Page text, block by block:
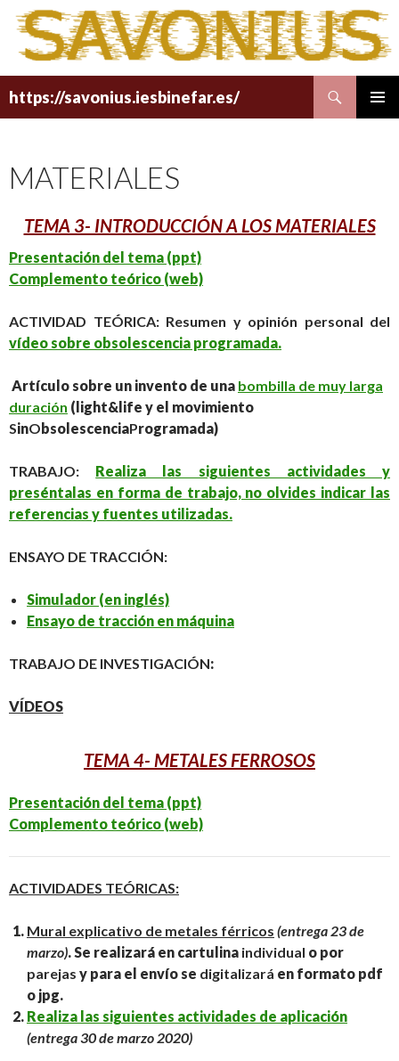
https://savonius.iesbinefar.es/
SALTAR
CONTENIDO
MATERIALES
TEMA 3- INTRODUCCIÓN A LOS MATERIALES
Presentación del tema (ppt)
Complemento teórico (web)
ACTIVIDAD TEÓRICA: Resumen y opinión personal del
vídeo sobre obsolescencia programada.
Artículo sobre un invento de una bombilla de muy larga
duración (light&life y el movimiento
SinO bsolescenciaProgramada)
TRABAJO: Realiza las siguientes actividades y
preséntalas en forma de trabajo, no olvides indicar las
referencias y fuentes utilizadas.
ENSAYO DE TRACCIÓN:
Simulador (en inglés)
Ensayo de tracción en máquina
TRABAJO DE INVESTIGACIÓN:
VÍDEOS
TEMA 4- METALES FERROSOS
Presentación del tema (ppt)
Complemento teórico (web)
ACTIVIDADES TEÓRICAS:
Mural explicativo de metales férricos (entrega 23 de
marzo). Se realizará en cartulina individual o por
parejas y para el envío se digitalizará en formato pdf
o jpg.
Realiza las siguientes actividades de aplicación
(entrega 30 de marzo 2020)